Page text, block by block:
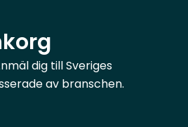
cirka 2,3 miljarder kronor under
motsvarar en ökning med omkring
miljoner kronor. Det utökade
dig till Sveriges
av branschen.